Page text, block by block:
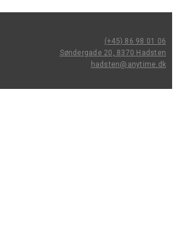
(+45) 86 98 01 06
Søndergade 20, 8370 Hadsten
hadsten@anytime.dk